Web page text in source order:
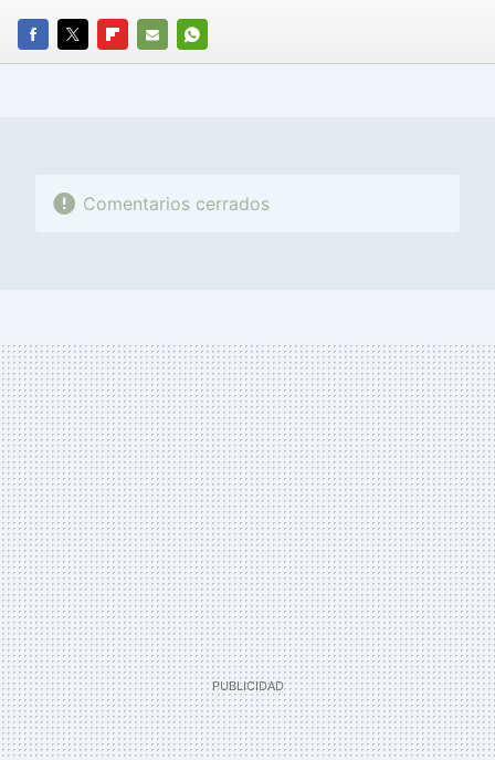
FACEBOOK
TWITTERFLIPBOARD
E-
WHATSAPP
Comentarios cerrados